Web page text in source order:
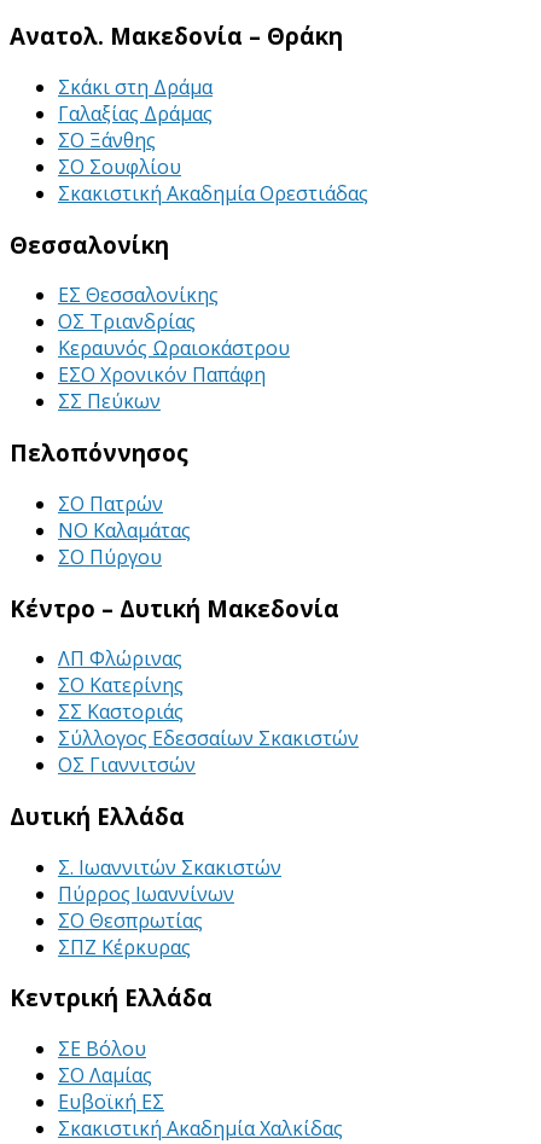
Ανατολ. Μακεδονία – Θράκη
Σκάκι στη Δράμα
Γαλαξίας Δράμας
ΣΟ Ξάνθης
ΣΟ Σουφλίου
Σκακιστική Ακαδημία Ορεστιάδας
Θεσσαλονίκη
ΕΣ Θεσσαλονίκης
ΟΣ Τριανδρίας
Κεραυνός Ωραιοκάστρου
ΕΣΟ Χρονικόν Παπάφη
ΣΣ Πεύκων
Πελοπόννησος
ΣΟ Πατρών
ΝΟ Καλαμάτας
ΣΟ Πύργου
Κέντρο – Δυτική Μακεδονία
ΛΠ Φλώρινας
ΣΟ Κατερίνης
ΣΣ Καστοριάς
Σύλλογος Εδεσσαίων Σκακιστών
ΟΣ Γιαννιτσών
Δυτική Ελλάδα
Σ. Ιωαννιτών Σκακιστών
Πύρρος Ιωαννίνων
ΣΟ Θεσπρωτίας
ΣΠΖ Κέρκυρας
Κεντρική Ελλάδα
ΣΕ Βόλου
ΣΟ Λαμίας
Ευβοϊκή ΕΣ
Σκακιστική Ακαδημία Χαλκίδας